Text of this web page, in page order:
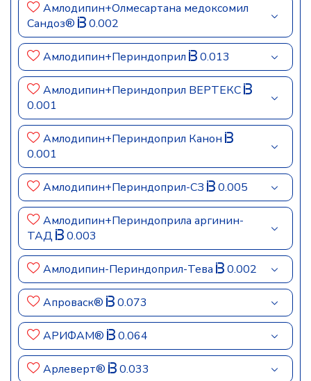
Амлодипин+Олмесартана медоксомил
Сандоз®
0.002
Амлодипин+Периндоприл 0.013
Амлодипин+Периндоприл ВЕРТЕКС
0.001
Амлодипин+Периндоприл Канон
0.001
Амлодипин+Периндоприл-СЗ 0.005
Амлодипин+Периндоприла аргинин-
ТАД
0.003
Амлодипин-Периндоприл-Тева 0.002
Апроваск® 0.073
АРИФАМ® 0.064
Арлеверт® 0.033